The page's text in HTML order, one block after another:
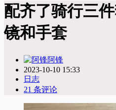
配齐了骑行三
镜和手套
阿锋
2023-10-10 15:33
日志
21 条评论